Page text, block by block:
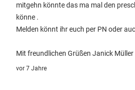
mitgehn könnte das ma mal den
könne .
Melden könnt ihr euch per PN oder
Mit freundlichen Grüßen Janick Müller
vor 7 Jahre